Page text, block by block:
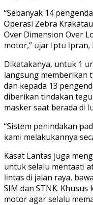
“Sebanyak 14
Operasi Zebra
Over Dimension Over
motor,” ujar Iptu Ipran,
Dikatakanya, untuk 1
langsung memberikan
dan kepada 13
diberikan tindakan
masker saat berada di
“Sistem penindakan
kami melakukannya
Kasat Lantas juga
untuk selalu mentaati
lintas di jalan raya,
SIM dan STNK.
motor agar selalu